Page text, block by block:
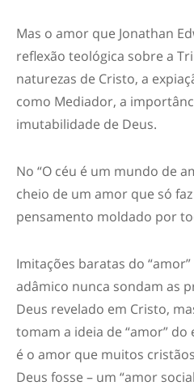
Mas o amor que Jonathan
reflexão teológica sobre a
naturezas de Cristo, a
como Mediador, a
imutabilidade de Deus.
No “O céu é um mundo de
cheio de um amor que só
pensamento moldado por
Imitações baratas do
adâmico nunca sondam as
Deus revelado em Cristo,
tomam a ideia de “amor”
é o amor que muitos
Deus fosse – um “amor